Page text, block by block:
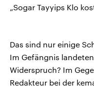
„Sogar Tayyips Klo
Das sind nur einige
Im Gefängnis
Widerspruch? Im
Redakteur bei der